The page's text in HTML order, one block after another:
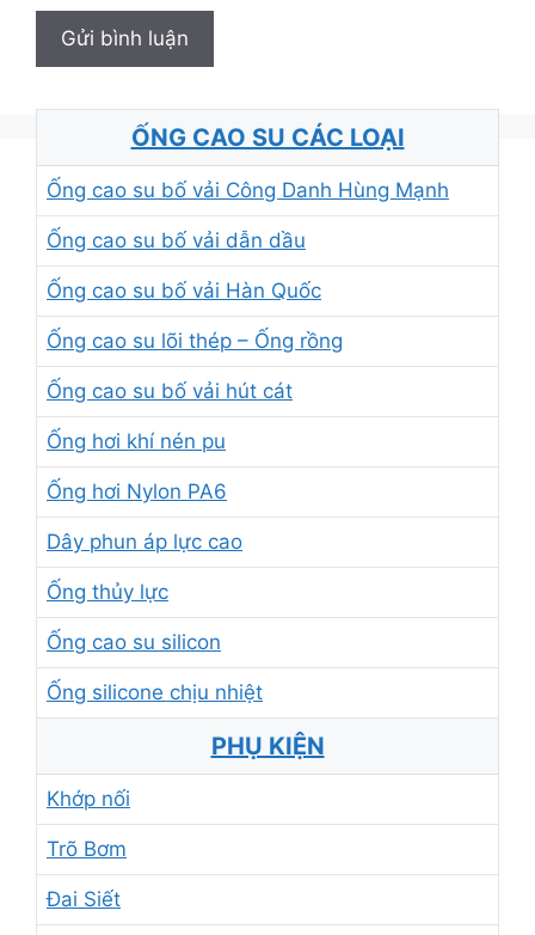
ỐNG CAO SU CÁC LOẠI
Ống cao su bố vải Công Danh Hùng Mạnh
Ống cao su bố vải dẫn dầu
Ống cao su bố vải Hàn Quốc
Ống cao su lõi thép – Ống rồng
Ống cao su bố vải hút cát
Ống hơi khí nén pu
Ống hơi Nylon PA6
Dây phun áp lực cao
Ống thủy lực
Ống cao su silicon
Ống silicone chịu nhiệt
PHỤ KIỆN
Khớp nối
Trõ Bơm
Đai Siết